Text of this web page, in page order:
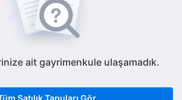
ait gayrimenkule ulaşamadık.
Satılık Tapuları Gör